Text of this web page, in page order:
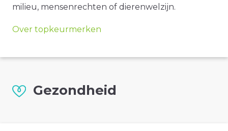
milieu, mensenrechten of dierenwelzijn.
Over topkeurmerken
Gezondheid